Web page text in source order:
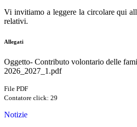
Vi invitiamo a leggere la circolare qui
relativi.
Allegati
Oggetto- Contributo volontario delle
2026_2027_1.pdf
File PDF
Contatore click: 29
Notizie